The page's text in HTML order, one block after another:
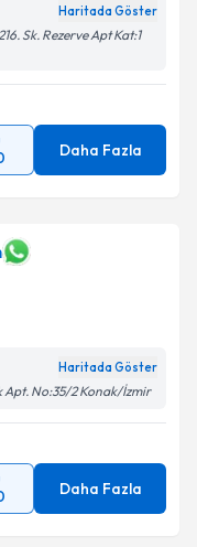
Haritada Göster
Sk. Rezerve Apt Kat:1
Daha Fazla
Haritada Göster
Apt. No:35/2 Konak/İzmir
Daha Fazla